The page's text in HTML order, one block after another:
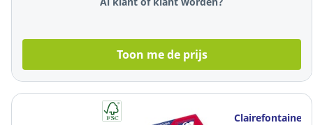
Toon me de prijs
Clairefontaine